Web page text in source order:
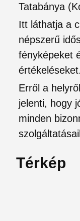
Tatabánya
Itt láthatja a
népszerű
fényképeket
értékeléseket.
Erről a
jelenti, hogy
minden
Térkép